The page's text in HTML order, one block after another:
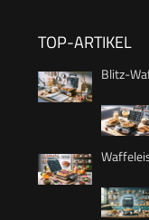
TOP-ARTIKEL
Blitz-